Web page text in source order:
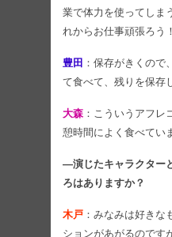
業で体力を使ってしま
れからお仕事頑張ろう
豊田 ：保存がきくので
て食べて、残りを保存
大森 ：こういうアフレ
憩時間によく食べてい
―演じたキャラクター
ろはありますか？
木戸 ：みなみは好きな
ションがあがるのです